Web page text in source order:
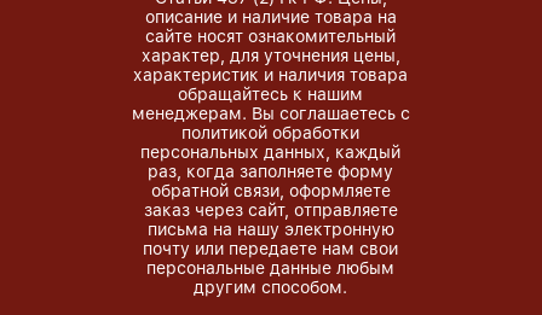
описание и наличие товара на
сайте носят ознакомительный
характер, для уточнения цены,
характеристик и наличия товара
обращайтесь к нашим
менеджерам. Вы соглашаетесь с
политикой обработки
персональных данных, каждый
раз, когда заполняете форму
обратной связи, оформляете
заказ через сайт, отправляете
письма на нашу электронную
почту или передаете нам свои
персональные данные любым
другим способом.